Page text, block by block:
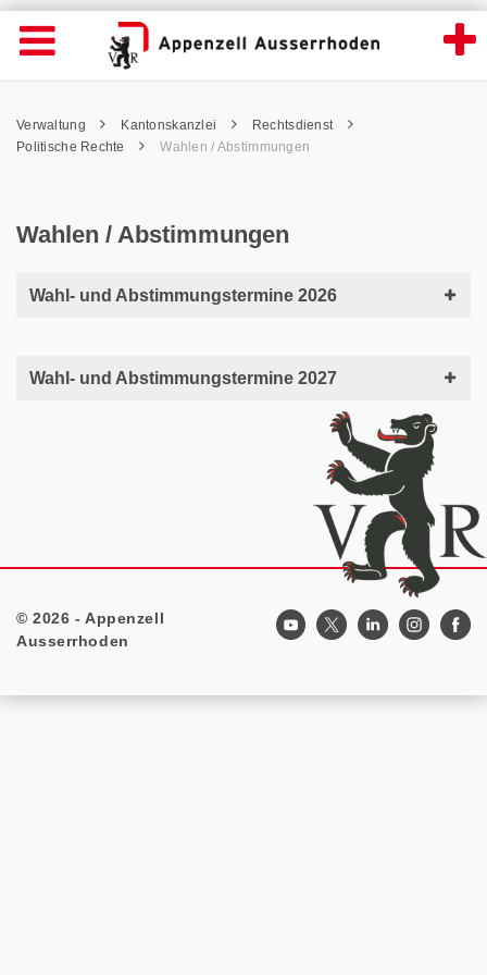
Wahlen / Abstimmungen - Appenzell
Wichtige
Seiten
Home
Inhalt
Kontakt
Navigation öffnen
Inhalt
Pfadnavigation
Verwaltung Kantonskanzlei
Rechtsdienst
Politische Rechte
Wahlen / Abstimmungen
Wahlen / Abstimmungen
Wahl- und Abstimmungstermine 2026
Wahl- und Abstimmungstermine 2027
Footer
© 2026 - Appenzell
Ausserrhoden